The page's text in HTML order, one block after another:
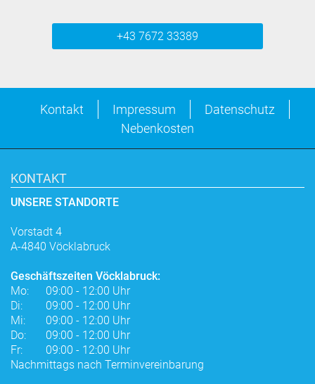
+43 7672 33389
Kontakt Impressum
Datenschutz
Nebenkosten
KONTAKT
UNSERE STANDORTE
Vorstadt 4
A-4840 Vöcklabruck
Geschäftszeiten Vöcklabruck:
Mo:
Di:
Mi:
Do:
Fr:
09:00 - 12:00 Uhr
09:00 - 12:00 Uhr
09:00 - 12:00 Uhr
09:00 - 12:00 Uhr
09:00 - 12:00 Uhr
Nachmittags nach Terminvereinbarung